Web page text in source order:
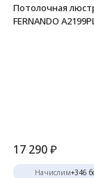
Потолочная
FERNANDO
17 290₽
Начислим+346